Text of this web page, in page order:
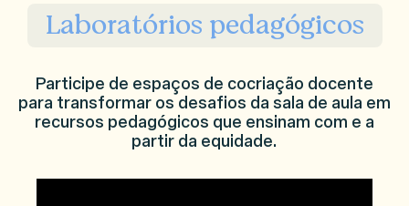
Laboratórios pedagógicos
Participe de espaços de cocriação docente
para transformar os desafios da sala de aula em
recursos pedagógicos que ensinam com e a
partir da equidade.